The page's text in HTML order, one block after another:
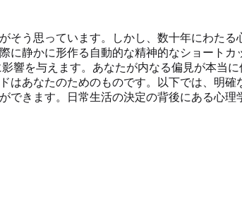
う思っています。しかし、数十年にわた
静かに形作る自動的な精神的なショート
響を与えます。あなたが内なる偏見が本当
あなたのためのものです。以下では、明
きます。日常生活の決定の背後にある心理